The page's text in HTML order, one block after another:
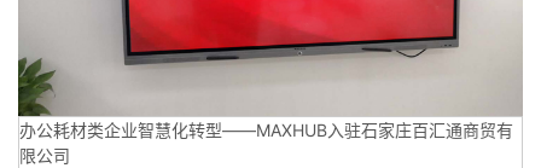
办公耗材类企业智慧化转型——MAXHUB入驻石家庄百汇通商贸有
限公司